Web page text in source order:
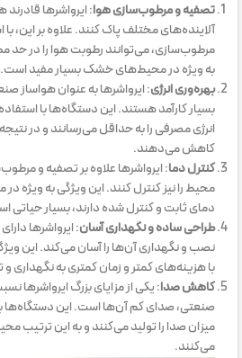
تصفیه و مرطوب‌سازی هوا: ایرواشرها قادرند
آلاینده‌های مختلف پاک کنند. علاوه بر این، با
مرطوب‌سازی، می‌توانند رطوبت هوا را در حد
به ویژه در محیط‌های خشک بسیار مفید است.
بهره‌وری انرژی: ایرواشرها به عنوان هواساز
بسیار کارآمد هستند. این دستگاه‌ها با
انرژی مصرفی را به حداقل می‌رسانند و در
کاهش می‌دهند.
کنترل دما: ایرواشرها علاوه بر تصفیه و
محیط را نیز کنترل کنند. این ویژگی به ویژه
دمای ثابت و کنترل شده دارند، بسیار حیاتی
طراحی ساده و نگهداری آسان: ایرواشرها
نصب و نگهداری آن‌ها را آسان می‌کند. این
با هزینه‌های کمتر و زمان کمتری به نگهداری و
کاهش صدا: یکی از مزایای بزرگ ایرواشرها
صنعتی، صدای کم آن‌ها است. این دستگاه‌ها
میزان صدا را تولید می‌کنند و به این ترتیب
می‌کنند.